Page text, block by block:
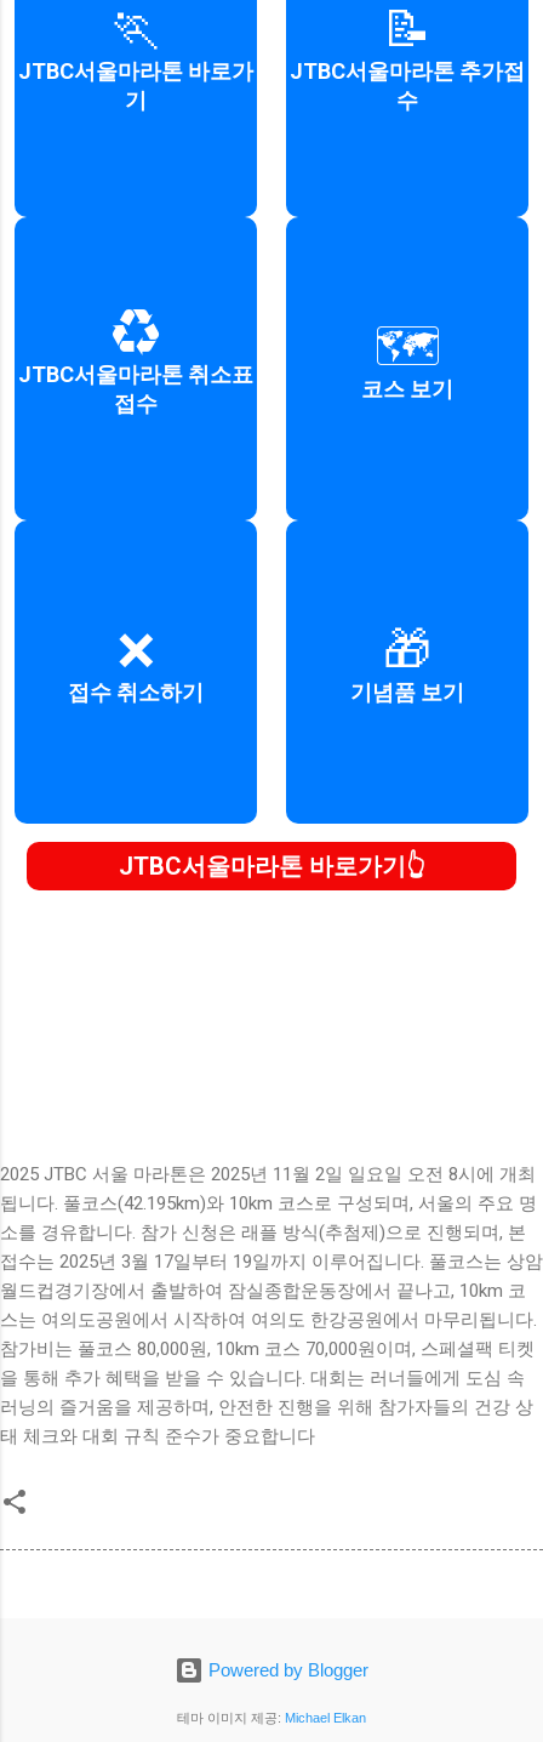
🏃
JTBC서울마라톤 바로가
기
JTBC 서울 마라톤 공식 웹사이
트
바로 가기
📝
JTBC서울마라톤 추가접
수
추가 접수 안내 및 신청
접수하기
♻️
JTBC서울마라톤 취소표
접수
취소표 접수 안내 및 신청
접수하기
🗺️
코스 보기
마라톤 코스 정보 확인
자세히 보기
❌
접수 취소하기
마라톤 접수 취소 안내
취소하기
🎁
기념품 보기
마라톤 기념품 정보
보러 가기
JTBC서울마라톤 바로가기
2025 JTBC 서울 마라톤은 2025년 11월 2일 일요일 오전 8시에 개최
됩니다. 풀코스(42.195km)와 10km 코스로 구성되며, 서울의 주요 명
소를 경유합니다. 참가 신청은 래플 방식(추첨제)으로 진행되며, 본
접수는 2025년 3월 17일부터 19일까지 이루어집니다. 풀코스는 상암
월드컵경기장에서 출발하여 잠실종합운동장에서 끝나고, 10km 코
스는 여의도공원에서 시작하여 여의도 한강공원에서 마무리됩니다.
참가비는 풀코스 80,000원, 10km 코스 70,000원이며, 스페셜팩 티켓
을 통해 추가 혜택을 받을 수 있습니다. 대회는 러너들에게 도심 속
러닝의 즐거움을 제공하며, 안전한 진행을 위해 참가자들의 건강 상
태 체크와 대회 규칙 준수가 중요합니다
Powered by Blogger
테마 이미지 제공: Michael Elkan